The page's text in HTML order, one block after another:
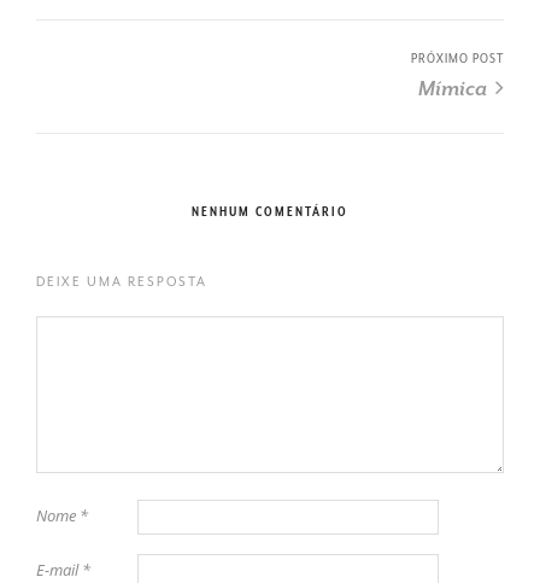
PRÓXIMO POST
Mímica
NENHUM COMENTÁRIO
DEIXE UMA RESPOSTA
Nome *
E-mail*